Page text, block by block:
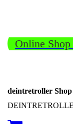
Online
deintretroller Shop